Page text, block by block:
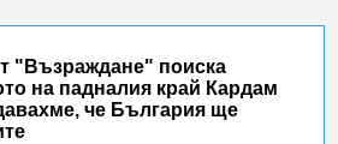
"Възраждане" поиска
на падналия край Кардам
че България ще